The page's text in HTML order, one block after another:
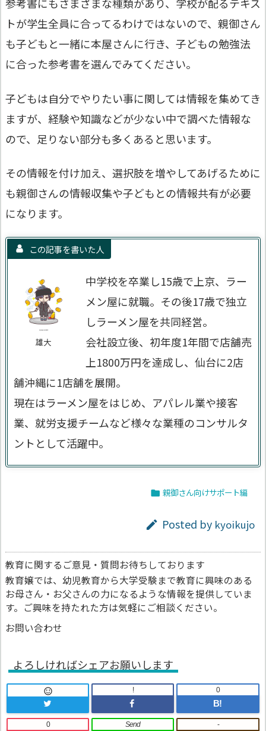
参考書にもさまざまな種類があり、学校が配るテキス
トが学生全員に合ってるわけではないので、親御さん
も子どもと一緒に本屋さんに行き、子どもの勉強法
に合った参考書を選んでみてください。
子どもは自分でやりたい事に関しては情報を集めてき
ますが、経験や知識などが少ない中で調べた情報な
ので、足りない部分も多くあると思います。
その情報を付け加え、選択肢を増やしてあげるために
も親御さんの情報収集や子どもとの情報共有が必要
になります。
この記事を書いた人
雄大
中学校を卒業し15歳で上京、ラー
メン屋に就職。その後17歳で独立
しラーメン屋を共同経営。
会社設立後、初年度1年間で店舗売
上1800万円を達成し、仙台に2店
舗沖縄に1店舗を展開。
現在はラーメン屋をはじめ、アパレル業や接客
業、就労支援チームなど様々な業種のコンサルタ
ントとして活躍中。
 親御さん向けサポート編
 Posted by kyoikujo
教育に関するご意見・質問お待ちしております
教育嬢では、幼児教育から大学受験まで教育に興味のある
お母さん・お父さんの力になるような情報を提供していま
す。ご興味を持たれた方は気軽にご相談ください。
お問い合わせ
よろしければシェアお願いします
 !
B!
0
0 Send -